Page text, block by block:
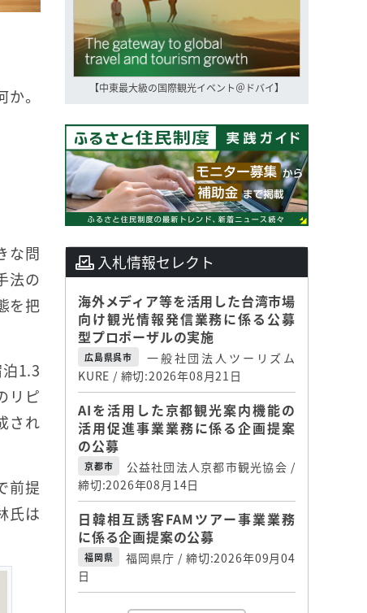
。
な問
法の
を把
1.3
リピ
され
前提
氏は
【中東最大級の国際観光イベント＠ドバイ】
入札情報セレクト
海外メディア等を活用した台湾市場
向け観光情報発信業務に係る公募
型プロポーザルの実施
広島県呉市
一般社団法人ツーリズム
KURE / 締切:2026年08月21日
AIを活用した京都観光案内機能の
活用促進事業業務に係る企画提案
の公募
京都市
公益社団法人京都市観光協会 /
締切:2026年08月14日
日韓相互誘客FAMツアー事業業務
に係る企画提案の公募
福岡県
福岡県庁 / 締切:2026年09月04
日